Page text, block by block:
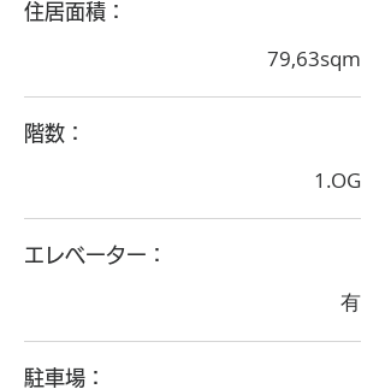
住居面積：
79,63sqm
階数：
1.OG
エレベーター：
有
駐車場：